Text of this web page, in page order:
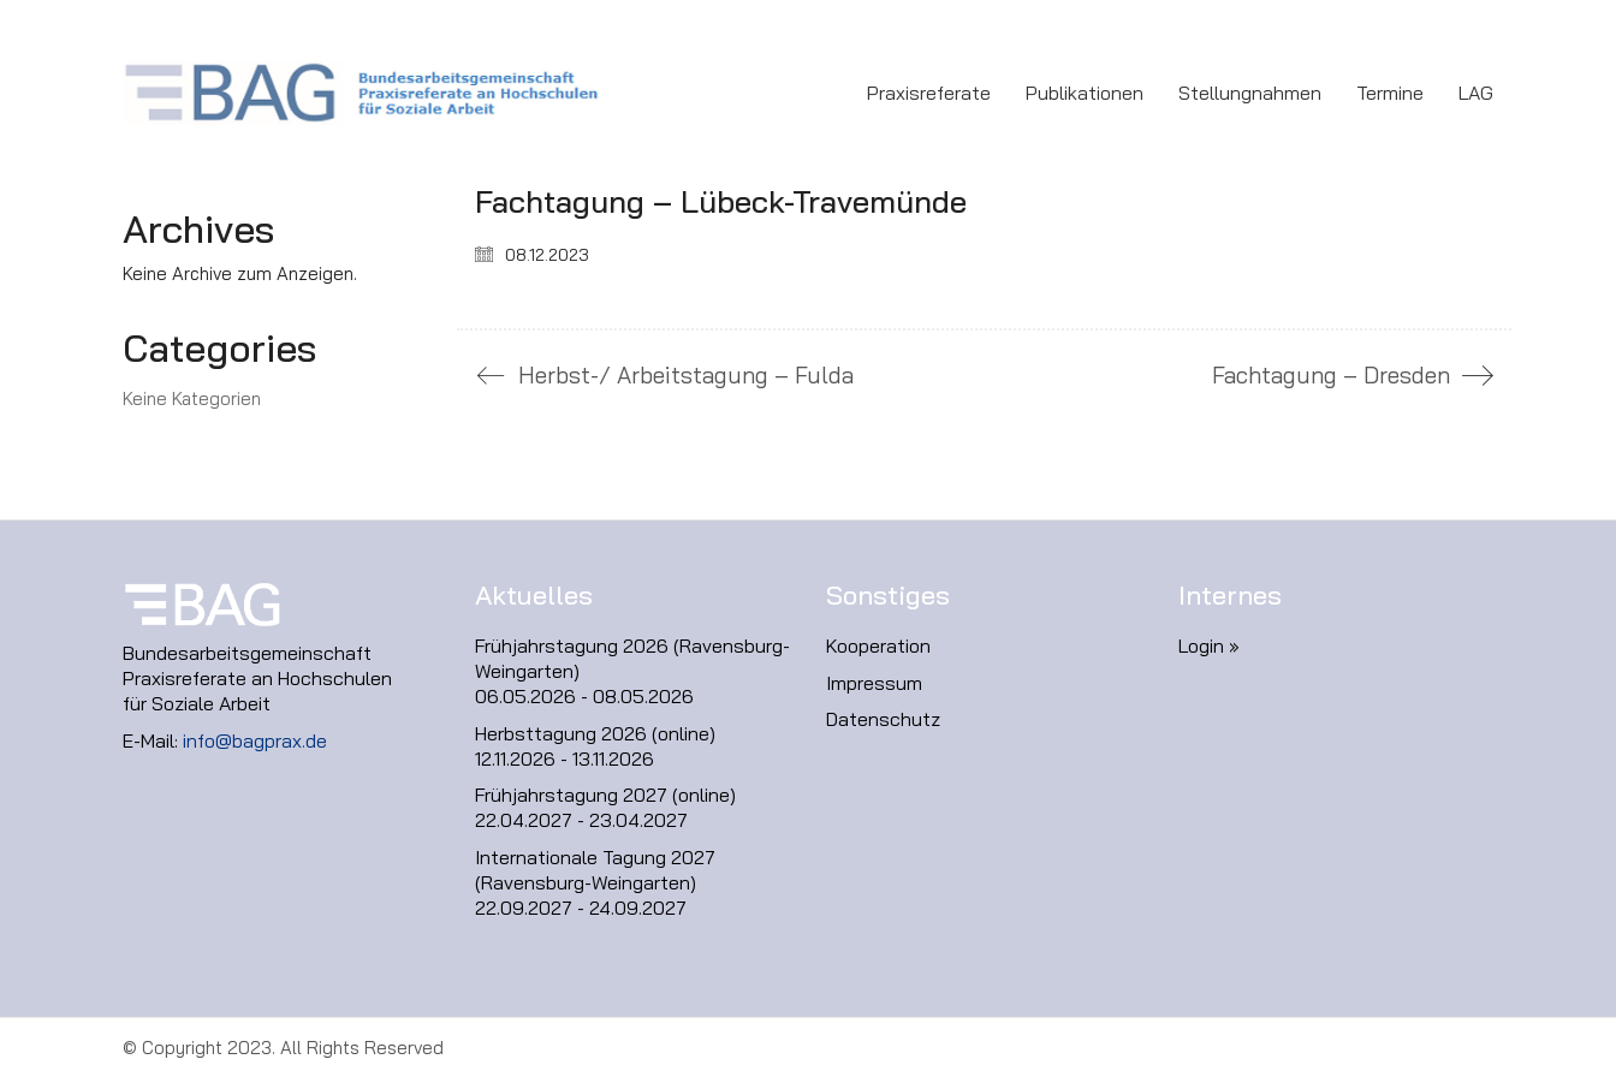
Praxisreferate Publikationen Stellungnahmen Termine LAG
Fachtagung – Lübeck-Travemünde
08.12.2023
Herbst-/ Arbeitstagung – Fulda Fachtagung – Dresden
Archives
Keine Archive zum Anzeigen.
Categories
Keine Kategorien
Bundesarbeitsgemeinschaft
Praxisreferate an Hochschulen
für Soziale Arbeit
E-Mail: info@bagprax.de
Aktuelles
Frühjahrstagung 2026 (Ravensburg-
Weingarten)
06.05.2026 - 08.05.2026
Herbsttagung 2026 (online)
12.11.2026 - 13.11.2026
Frühjahrstagung 2027 (online)
22.04.2027 - 23.04.2027
Internationale Tagung 2027
(Ravensburg-Weingarten)
22.09.2027 - 24.09.2027
Sonstiges
Kooperation
Impressum
Datenschutz
Internes
Login »
© Copyright 2023. All Rights Reserved